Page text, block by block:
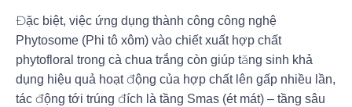
Đặc biệt, việc ứng dụng thành công công nghệ
Phytosome (Phi tô xôm) vào chiết xuất hợp chất
phytofloral trong cà chua trắng còn giúp tăng sinh khả
dụng hiệu quả hoạt động của hợp chất lên gấp nhiều lần,
tác động tới trúng đích là tầng Smas (ét mát) – tầng sâu